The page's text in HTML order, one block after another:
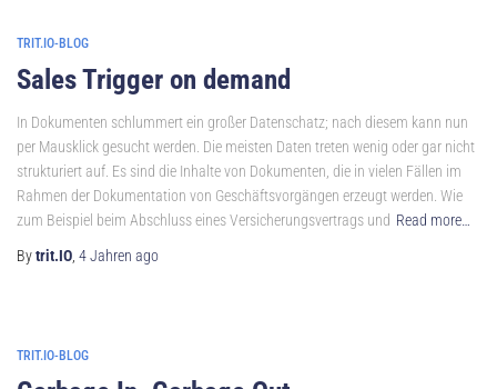
TRIT.IO-BLOG
Sales Trigger on demand
In Dokumenten schlummert ein großer Datenschatz; nach diesem kann nun
per Mausklick gesucht werden. Die meisten Daten treten wenig oder gar nicht
strukturiert auf. Es sind die Inhalte von Dokumenten, die in vielen Fällen im
Rahmen der Dokumentation von Geschäftsvorgängen erzeugt werden. Wie
zum Beispiel beim Abschluss eines Versicherungsvertrags und Read more…
Bytrit.IO 4 Jahren ago
TRIT.IO-BLOG